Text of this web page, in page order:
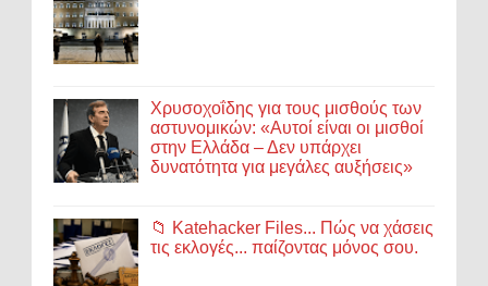
Χρυσοχοΐδης για τους μισθούς των
αστυνομικών: «Αυτοί είναι οι μισθοί
στην Ελλάδα – Δεν υπάρχει
δυνατότητα για μεγάλες αυξήσεις»
📁 Katehacker Files... Πώς να χάσεις
τις εκλογές... παίζοντας μόνος σου.